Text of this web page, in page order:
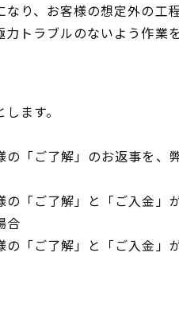
り、お客様の想定外の
トラブルのないよう作業を
ます。
「ご了解」のお返事を、
「ご了解」と「ご入金」
合
「ご了解」と「ご入金」